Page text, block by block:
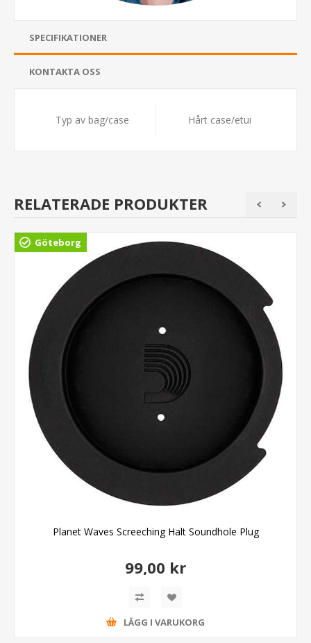
SPECIFIKATIONER
KONTAKTA OSS
Typ av bag/case Hårt case/etui
RELATERADE PRODUKTER
Göteborg
Planet Waves Screeching Halt Soundhole Plug
99,00 kr
LÄGG I VARUKORG